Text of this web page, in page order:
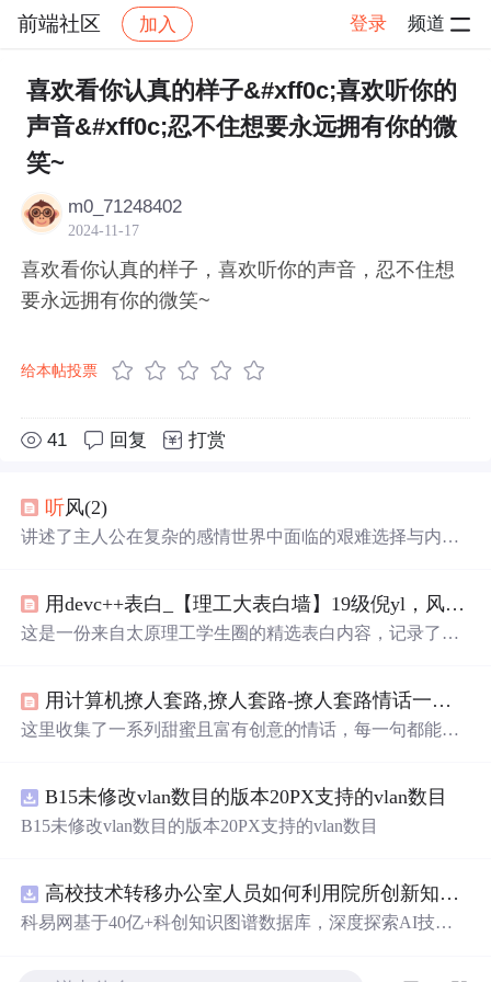
前端社区 加入 登录 频道
社区 前端社区 感慨 帖子详情
喜欢看你认真的样子&#xff0c;喜欢听你的
声音&#xff0c;忍不住想要永远拥有你的微
笑~
m0_71248402
2024-11-17
喜欢看你认真的样子，喜欢听你的声音，忍不住想
要永远拥有你的微笑~
给本帖投票
41 回复 打赏
听风(2)
讲述了主人公在复杂的感情世界中面临的艰难选择与内心
用devc++表白_【理工大表白墙】19级倪yl，风吹起如花般破碎的流年，而你的笑容摇晃摇晃，成为我命途中最美的点缀...
这是一份来自太原理工学生圈的精选表白内容，记录了学
用计算机撩人套路,撩人套路-撩人套路情话一问一答 - 个性说说吧
这里收集了一系列甜蜜且富有创意的情话，每一句都能触
B15未修改vlan数目的版本20PX支持的vlan数目
B15未修改vlan数目的版本20PX支持的vlan数目
高校技术转移办公室人员如何利用院所创新知识图谱发现技术转化瓶颈？.docx
科易网基于40亿+科创知识图谱数据库，深度探索AI技术